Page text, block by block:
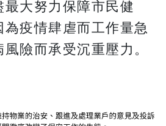
大努力保障市民健
疫情肆虐而工作量急
險而承受沉重壓力。